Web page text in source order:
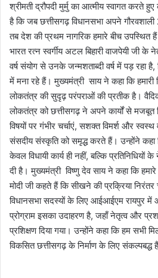
श्रीमती द्रौपदी मुर्मु का आत्मीय स्वागत करते
है कि जब छत्तीसगढ़ विधानसभा अपने गौरवशाली
तब देश की प्रथम नागरिक हमारे बीच उपस्थित
भारत रत्न स्वर्गीय अटल बिहारी वाजपेयी जी
वर्ष संयोग से उनके जन्मशताब्दी वर्ष में पड़ रहा
में मना रहे हैं। मुख्यमंत्री साय ने कहा कि हमारी
लोकतंत्र की सुदृढ़ परंपराओं की प्रतीक है।
लोकतंत्र को छत्तीसगढ़ ने अपने कार्यों से मजबूत
विषयों पर गंभीर चर्चाएं, सशक्त विमर्श और स्वस्थ
संसदीय संस्कृति को समृद्ध करते हैं। उन्होंने कहा
केवल विधायी कार्य ही नहीं, बल्कि प्रतिनिधियों
दी है। मुख्यमंत्री विष्णु देव साय ने कहा कि
मोदी जी कहते हैं कि सीखने की प्रक्रिया निरंतर
विधानसभा सदस्यों के लिए आईआईएम रायपुर में
प्रोग्राम इसका उदाहरण है, जहाँ नेतृत्व और
प्रशिक्षण दिया गया। उन्होंने कहा कि हम सभी
विकसित छत्तीसगढ़ के निर्माण के लिए संकल्पबद्ध